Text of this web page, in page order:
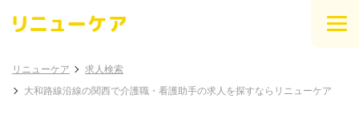
リニューケア
求人検索
大和路線沿線の関西で介護職・看護助手の求人を探すならリニューケア